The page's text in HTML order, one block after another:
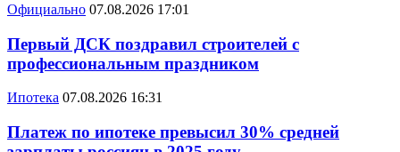
Официально 07.08.2026 17:01
Первый ДСК поздравил строителей с
профессиональным праздником
Ипотека 07.08.2026 16:31
Платеж по ипотеке превысил 30% средней